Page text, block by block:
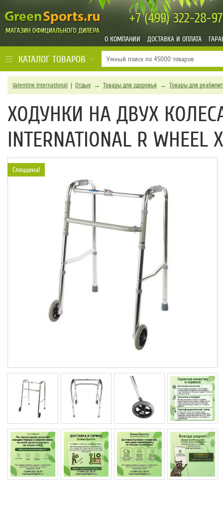
+7 (499)322-28-97
О КОМПАНИИ ДОСТАВКА И ОПЛАТА
КАТАЛОГ ТОВАРОВ
Valentine International | Отдых → Товары для здоровья → Товары для
ХОДУНКИ НА ДВУХ
INTERNATIONAL R
Спеццена!